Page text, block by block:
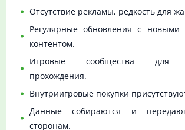
Отсутствие рекламы, редкость для
Регулярные обновления с новыми
контентом.
Игровые сообщества для
прохождения.
Внутриигровые покупки
Данные собираются и
сторонам.